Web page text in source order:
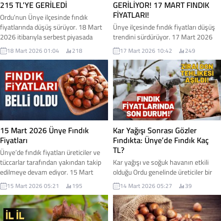
215 TL’YE GERİLEDİ
Ordu’nun Ünye ilçesinde fındık
fiyatlarında düşüş sürüyor. 18 Mart
2026 itibarıyla serbest piyasada
fındık 215 TL seviyelerine gerilerken,
üreticiler ürünlerini bu fiyattan dahi
satmakta zorlandıklarını dile
getiriyor. 18 Mart 2026 fındık
fiyatları...
18 Mart 2026 01:04 218
GERİLİYOR! 17 MART FINDIK
FİYATLARI!
Ünye ilçesinde fındık fiyatları düşüş
trendini sürdürüyor. 17 Mart 2026
itibarıyla serbest piyasada 50
randıman kabuklu fındık 220 TL’den
işlem görüyor.
17 Mart 2026 10:42 249
15 Mart 2026 Ünye Fındık
Fiyatları
Ünye’de fındık fiyatları üreticiler ve
tüccarlar tarafından yakından takip
edilmeye devam ediyor. 15 Mart
2026 itibarıyla ilçede serbest piyasa
fındık fiyatlarının bir süredir aynı
seviyelerde seyrettiği görülüyor. İşte
detaylar...
15 Mart 2026 05:21 195
Kar Yağışı Sonrası Gözler
Fındıkta: Ünye’de Fındık Kaç
TL?
Kar yağışı ve soğuk havanın etkili
olduğu Ordu genelinde üreticiler bir
süredir olası zirai don riskini yakından
takip ediyordu. Son günlerde hava
sıcaklıklarının seyrine bakıldığında,
şimdilik ciddi bir don riskinin ortadan
14 Mart 2026 05:27 39